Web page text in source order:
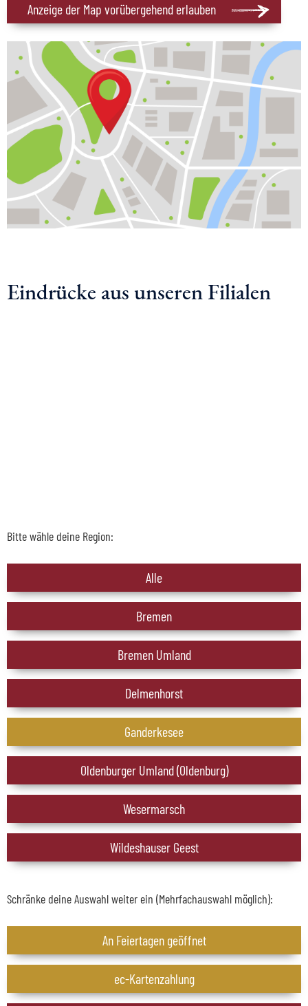
Anzeige der Map vorübergehend erlauben
Eindrücke aus unseren Filialen
Bitte wähle deine Region:
Alle
Bremen
Bremen Umland
Delmenhorst
Ganderkesee
Oldenburger Umland (Oldenburg)
Wesermarsch
Wildeshauser Geest
Schränke deine Auswahl weiter ein (Mehrfachauswahl möglich):
An Feiertagen geöffnet
ec-Kartenzahlung